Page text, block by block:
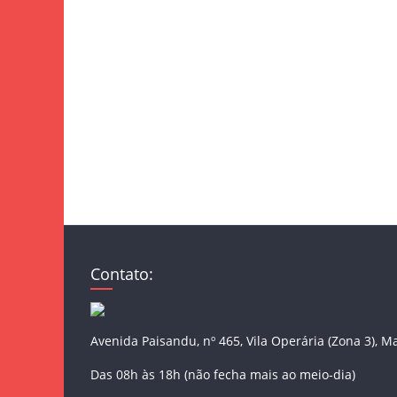
Contato:
Avenida Paisandu, nº 465, Vila Operária (Zona 3),
Das 08h às 18h (não fecha mais ao meio-dia)